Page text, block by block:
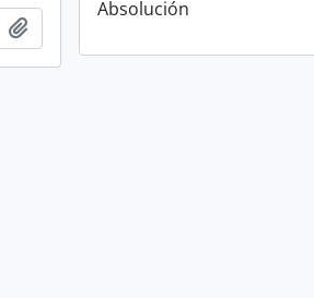
Absolución